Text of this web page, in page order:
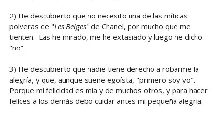
2) He descubierto que no necesito una de las míticas
polveras de "Les Beiges" de Chanel, por mucho que me
tienten. Las he mirado, me he extasiado y luego he dicho
"no".
3) He descubierto que nadie tiene derecho a robarme la
alegría, y que, aunque suene egoísta, "primero soy yo".
Porque mi felicidad es mía y de muchos otros, y para hacer
felices a los demás debo cuidar antes mi pequeña alegría.